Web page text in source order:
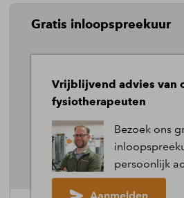
2026 ©FysioWebsite
Cookies
| Privacy |
|
Tarieven |
Gratis inloopspreekuur
Vrijblijvend advies van
fysiotherapeuten
Bezoek ons
persoonlijk